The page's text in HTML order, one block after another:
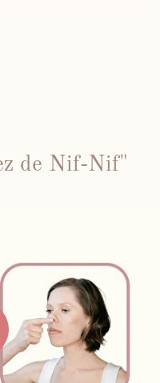
de Nif-Nif"